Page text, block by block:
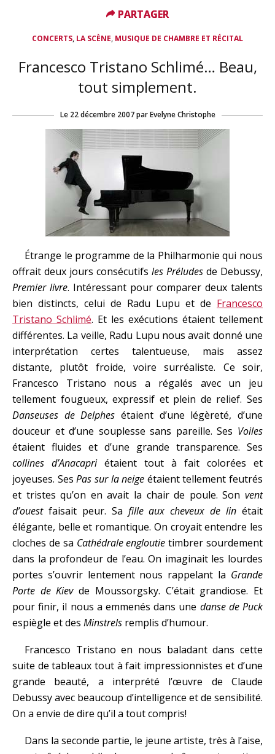
CONCERTS, LA SCÈNE, MUSIQUE DE CHAMBRE ET RÉCITAL
Francesco Tristano Schlimé… Beau,
tout simplement.
Le 22 décembre 2007 par Evelyne Christophe
Étrange le programme de la Philharmonie qui nous
offrait deux jours consécutifs les Préludes de Debussy,
Premier livre. Intéressant pour comparer deux talents
bien distincts, celui de Radu Lupu et de Francesco
Tristano Schlimé. Et les exécutions étaient tellement
différentes. La veille, Radu Lupu nous avait donné une
interprétation certes talentueuse, mais assez
distante, plutôt froide, voire surréaliste. Ce soir,
Francesco Tristano nous a régalés avec un jeu
tellement fougueux, expressif et plein de relief. Ses
Danseuses de Delphes étaient d’une légèreté, d’une
douceur et d’une souplesse sans pareille. Ses Voiles
étaient fluides et d’une grande transparence. Ses
collines d’Anacapriétaient tout à fait colorées et
joyeuses. SesPas sur la neige étaient tellement feutrés
et tristes qu’on en avait la chair de poule. Son vent
d’ouestfaisait peur. Sa fille aux cheveux de lin était
élégante, belle et romantique. On croyait entendre les
cloches de sa Cathédrale engloutie timbrer sourdement
dans la profondeur de l’eau. On imaginait les lourdes
portes s’ouvrir lentement nous rappelant la Grande
Porte de Kievde Moussorgsky. C’était grandiose. Et
pour finir, il nous a emmenés dans une danse de Puck
espiègle et des Minstrels remplis d’humour.
Francesco Tristano en nous baladant dans cette
suite de tableaux tout à fait impressionnistes et d’une
grande beauté, a interprété l’œuvre de Claude
Debussy avec beaucoup d’intelligence et de sensibilité.
On a envie de dire qu’il a tout compris!
Dans la seconde partie, le jeune artiste, très à l’aise,
PARTAGER
PARTAGER